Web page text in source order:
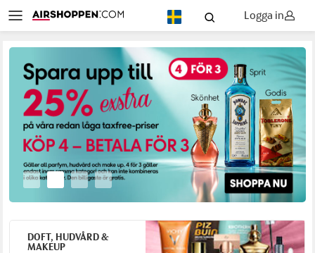
Logga in
DOFT, HUDVÅRD &
MAKEUP